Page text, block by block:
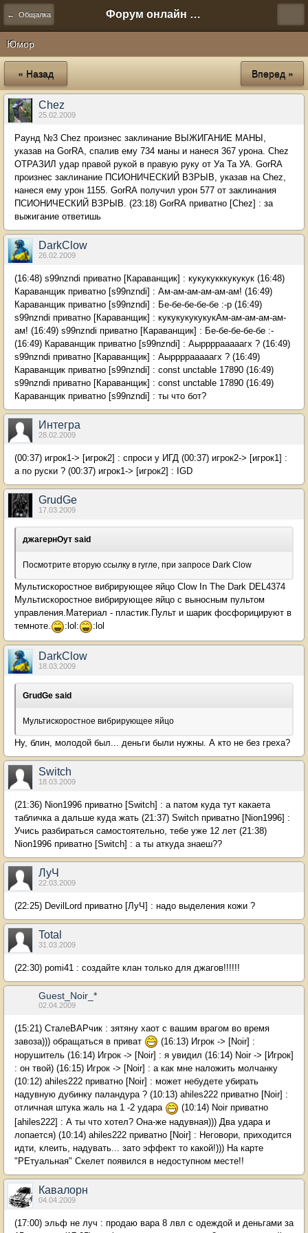
← Общалка Форум онлайн игры "Новая Эра" (Нюра Биз)
Юмор
« Назад Вперед »
Chez
25.02.2009
Раунд №3 Chez произнес заклинание ВЫЖИГАНИЕ МАНЫ,
указав на GorRА, спалив ему 734 маны и нанеся 367 урона. Chez
ОТРАЗИЛ удар правой рукой в правую руку от Уа Та УА. GorRА
произнес заклинание ПСИОНИЧЕСКИЙ ВЗРЫВ, указав на Chez,
нанеся ему урон 1155. GorRА получил урон 577 от заклинания
ПСИОНИЧЕСКИЙ ВЗРЫВ. (23:18) GorRА приватно [Chez] : за
выжигание ответишь
DarkClow
26.02.2009
(16:48) s99nzndi приватно [Караванщик] : кукукукккукукук (16:48)
Караванщик приватно [s99nzndi] : Ам-ам-ам-ам-ам-ам! (16:49)
Караванщик приватно [s99nzndi] : Бе-бе-бе-бе-бе :-p (16:49)
s99nzndi приватно [Караванщик] : кукукукукукукАм-ам-ам-ам-ам-
ам! (16:49) s99nzndi приватно [Караванщик] : Бе-бе-бе-бе-бе :-
(16:49) Караванщик приватно [s99nzndi] : Аыррррааааагх ? (16:49)
s99nzndi приватно [Караванщик] : Аыррррааааагх ? (16:49)
Караванщик приватно [s99nzndi] : const unctable 17890 (16:49)
s99nzndi приватно [Караванщик] : const unctable 17890 (16:49)
Караванщик приватно [s99nzndi] : ты что бот?
Интегра
28.02.2009
(00:37) игрок1-> [игрок2] : спроси у ИГД (00:37) игрок2-> [игрок1] :
а по руски ? (00:37) игрок1-> [игрок2] : IGD
GrudGe
17.03.2009
джагернОут said
Посмотрите вторую ссылку в гугле, при запросе Dark Clow
Мультискоростное вибрирующее яйцо Clow In The Dark DEL4374
Мультискоростное вибрирующее яйцо с выносным пультом
управления.Материал - пластик.Пульт и шарик фосфорицируют в
темноте.
:lol: :lol
DarkClow
18.03.2009
GrudGe said
Мультискоростное вибрирующее яйцо
Ну, блин, молодой был... деньги были нужны. А кто не без греха?
Switch
18.03.2009
(21:36) Nion1996 приватно [Switch] : а патом куда тут какаета
табличка а дальше куда жать (21:37) Switch приватно [Nion1996] :
Учись разбираться самостоятельно, тебе уже 12 лет (21:38)
Nion1996 приватно [Switch] : а ты аткуда знаеш??
ЛyЧ
22.03.2009
(22:25) DevilLord приватно [ЛyЧ] : надо выделения кожи ?
Total
31.03.2009
(22:30) pomi41 : создайте клан только для джагов!!!!!!
Guest_Noir_*
02.04.2009
(15:21) СталеВАРчик : зятяну хаот с вашим врагом во время
завоза))) обращаться в приват
(16:13) Игрок -> [Noir] :
норушитель (16:14) Игрок -> [Noir] : я увидил (16:14) Noir -> [Игрок]
: он твой) (16:15) Игрок -> [Noir] : а как мне наложить молчанку
(10:12) ahiles222 приватно [Noir] : может небудете убирать
надувную дубинку паландура ? (10:13) ahiles222 приватно [Noir] :
отличная штука жаль на 1 -2 удара
(10:14) Noir приватно
[ahiles222] : А ты что хотел? Она-же надувная))) Два удара и
лопается) (10:14) ahiles222 приватно [Noir] : Неговори, приходится
идти, клеить, надувать... зато эффект то какой!))) На карте
"РЕтуальная" Скелет появился в недоступном месте!!
Кавалорн
04.04.2009
(17:00) эльф не луч : продаю вара 8 лвл с одеждой и деньгами за